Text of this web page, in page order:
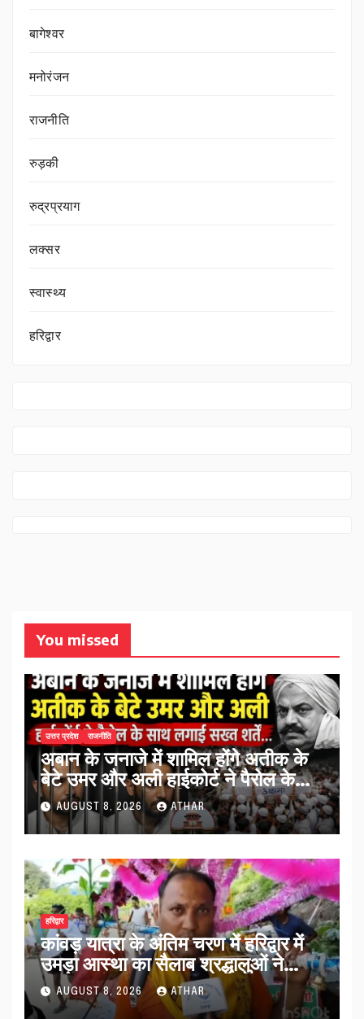
बागेश्वर
मनोरंजन
राजनीति
रुड़की
रुद्रप्रयाग
लक्सर
स्वास्थ्य
हरिद्वार
You missed
उत्तर प्रदेश राजनीति
अबान के जनाजे में शामिल होंगे अतीक के
बेटे उमर और अली हाईकोर्ट ने पैरोल के
साथ लगाईं सख्त शर्तें…
AUGUST 8, 2026 ATHAR
हरिद्वार
कांवड़ यात्रा के अंतिम चरण में हरिद्वार में
उमड़ा आस्था का सैलाब श्रद्धालुओं ने
व्यवस्थाओं को सराहा…
AUGUST 8, 2026 ATHAR